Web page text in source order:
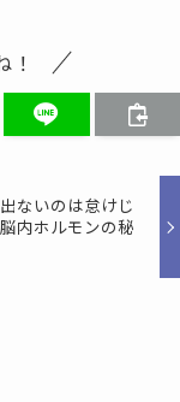
！
ないのは怠けじ
内ホルモンの秘